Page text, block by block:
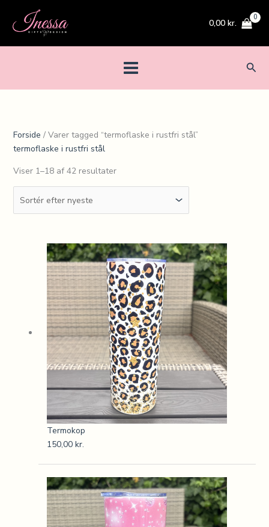
indholdet
0,00kr.
Søg
Forside / Varer tagged “termoflaske i rustfri stål”
termoflaske i rustfri stål
Viser 1–18 af 42 resultater
Termokop
150,00 kr.